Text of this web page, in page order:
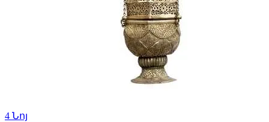
4 Նոյ